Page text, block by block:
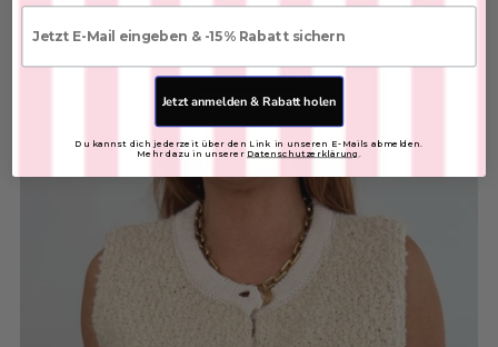
SKU: 2607095
FARBE:
Add to Cart
Leather tie belt
SKU: 2601415
Read more
Jetzt anmelden & Rabatt holen
Du kannst dich jederzeit über den Link in unseren E-Mails abmelden.
Mehr dazu in unserer Datenschutzerklärung .